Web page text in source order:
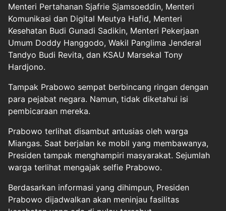
Menteri Pertahanan Sjafrie Sjamsoeddin, Menteri
Komunikasi dan Digital Meutya Hafid, Menteri
Kesehatan Budi Gunadi Sadikin, Menteri Pekerjaan
Umum Doddy Hanggodo, Wakil Panglima Jenderal
Tandyo Budi Revita, dan KSAU Marsekal Tony
Hardjono.
Tampak Prabowo sempat berbincang ringan dengan
para pejabat negara. Namun, tidak diketahui isi
pembicaraan mereka.
Prabowo terlihat disambut antusias oleh warga
Miangas. Saat berjalan ke mobil yang membawanya,
Presiden tampak menghampiri masyarakat. Sejumlah
warga terlihat mengajak selfie Prabowo.
Berdasarkan informasi yang dihimpun, Presiden
Prabowo dijadwalkan akan meninjau fasilitas